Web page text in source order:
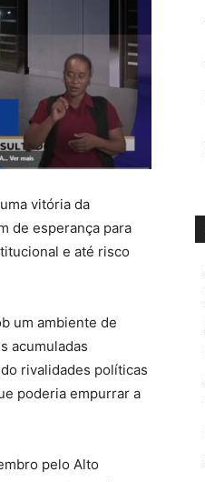
vitória da
de esperança para
e até risco
um ambiente de
acumuladas
rivalidades políticas
poderia empurrar a
pelo Alto